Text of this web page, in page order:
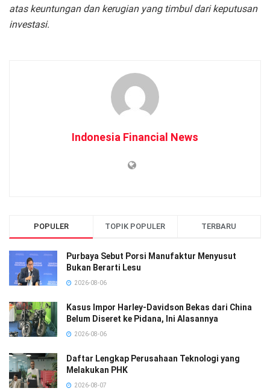
atas keuntungan dan kerugian yang timbul dari keputusan
investasi.
Indonesia Financial News
POPULER TOPIK POPULER TERBARU
Purbaya Sebut Porsi Manufaktur Menyusut
Bukan Berarti Lesu
2026-08-06
Kasus Impor Harley-Davidson Bekas dari China
Belum Diseret ke Pidana, Ini Alasannya
2026-08-06
Daftar Lengkap Perusahaan Teknologi yang
Melakukan PHK
2026-08-07